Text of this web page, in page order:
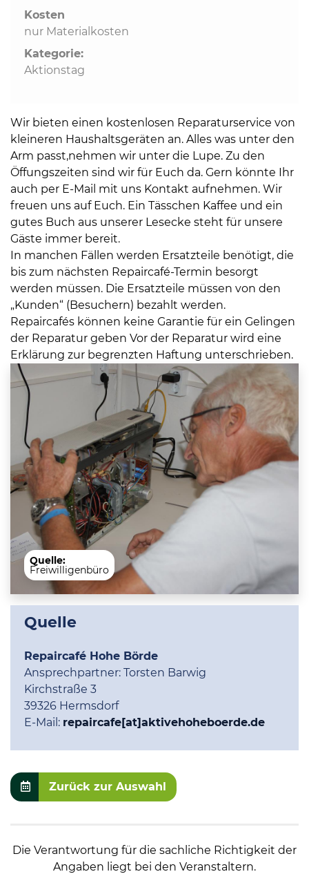
Kosten
nur Materialkosten
Kategorie:
Aktionstag
Wir bieten einen kostenlosen Reparaturservice von
kleineren Haushaltsgeräten an. Alles was unter den
Arm passt,nehmen wir unter die Lupe. Zu den
Öffungszeiten sind wir für Euch da. Gern könnte Ihr
auch per E-Mail mit uns Kontakt aufnehmen. Wir
freuen uns auf Euch. Ein Tässchen Kaffee und ein
gutes Buch aus unserer Lesecke steht für unsere
Gäste immer bereit.
In manchen Fällen werden Ersatzteile benötigt, die
bis zum nächsten Repaircafé-Termin besorgt
werden müssen. Die Ersatzteile müssen von den
„Kunden“ (Besuchern) bezahlt werden.
Repaircafés können keine Garantie für ein Gelingen
der Reparatur geben Vor der Reparatur wird eine
Erklärung zur begrenzten Haftung unterschrieben.
Quelle:
Freiwilligenbüro
Quelle
Repaircafé Hohe Börde
Ansprechpartner: Torsten Barwig
Kirchstraße 3
39326 Hermsdorf
E-Mail: repaircafe[at]aktivehoheboerde.de
Zurück zur Auswahl
Die Verantwortung für die sachliche Richtigkeit der
Angaben liegt bei den Veranstaltern.